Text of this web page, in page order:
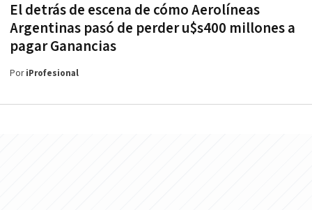
El detrás de escena de cómo Aerolíneas
Argentinas pasó de perder u$s400 millones a
pagar Ganancias
PoriProfesional